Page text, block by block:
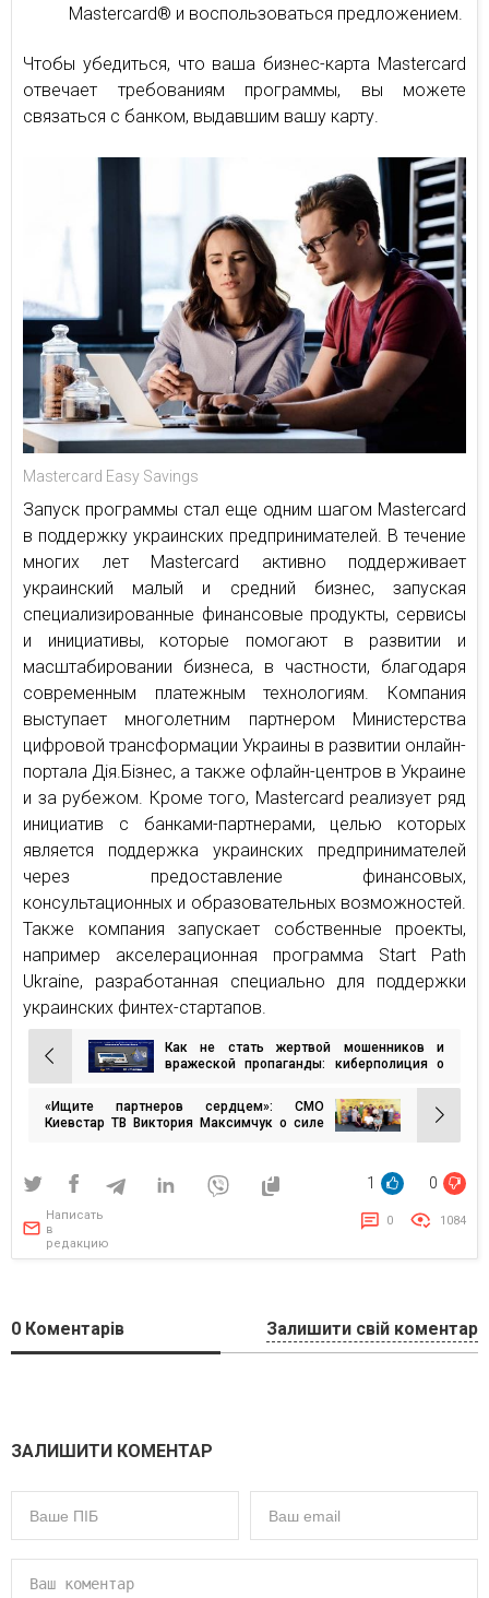
Mastercard® и воспользоваться предложением.
Чтобы убедиться, что ваша бизнес-карта Mastercard
отвечает требованиям программы, вы можете
связаться с банком, выдавшим вашу карту.
Mastercard Easy Savings
Запуск программы стал еще одним шагом Mastercard
в поддержку украинских предпринимателей. В течение
многих лет Mastercard активно поддерживает
украинский малый и средний бизнес, запуская
специализированные финансовые продукты, сервисы
и инициативы, которые помогают в развитии и
масштабировании бизнеса, в частности, благодаря
современным платежным технологиям. Компания
выступает многолетним партнером Министерства
цифровой трансформации Украины в развитии онлайн-
портала Дія.Бізнес, а также офлайн-центров в Украине
и за рубежом. Кроме того, Mastercard реализует ряд
инициатив с банками-партнерами, целью которых
является поддержка украинских предпринимателей
через предоставление финансовых,
консультационных и образовательных возможностей.
Также компания запускает собственные проекты,
например акселерационная программа Start Path
Ukraine, разработанная специально для поддержки
украинских финтех-стартапов.
Навигация
по
записям
Как не стать жертвой мошенников и
вражеской пропаганды: киберполиция о
«Ищите партнеров сердцем»: СМО
Киевстар ТВ Виктория Максимчук о силе
1 0
Написать
в
редакцию
0 1084
0 Коментарів Залишити свій коментар
ЗАЛИШИТИ КОМЕНТАР